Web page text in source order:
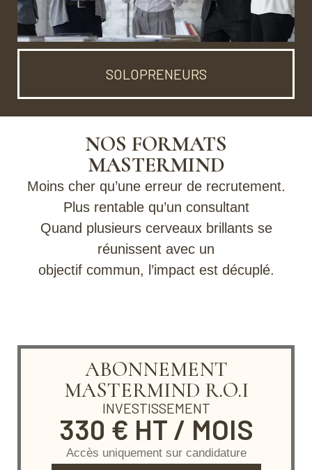
SOLOPRENEURS
NOS FORMATS
MASTERMIND
Moins cher qu’une erreur de recrutement.
Plus rentable qu’un consultant
Quand plusieurs cerveaux brillants se
réunissent avec un
objectif commun, l’impact est décuplé.
ABONNEMENT
MASTERMIND R.O.I
INVESTISSEMENT
330 € HT / MOIS
Accès uniquement sur candidature